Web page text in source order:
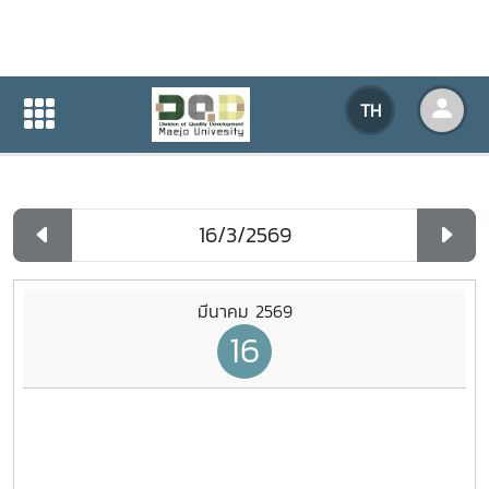
TH
ปฏิทินกิจกรรมของหน่วยงาน
ปฏิทินกิจกรรมของหน่วยงาน
มีนาคม 2569
16